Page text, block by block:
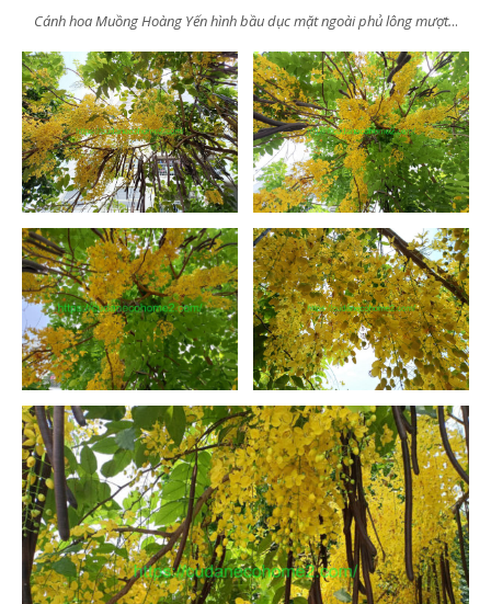
Cánh hoa Muồng Hoàng Yến hình bầu dục mặt ngoài phủ lông mượt...